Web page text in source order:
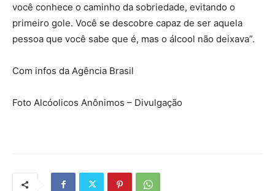
você conhece o caminho da sobriedade, evitando o
primeiro gole. Você se descobre capaz de ser aquela
pessoa que você sabe que é, mas o álcool não deixava”.
Com infos da Agência Brasil
Foto Alcóolicos Anônimos – Divulgação